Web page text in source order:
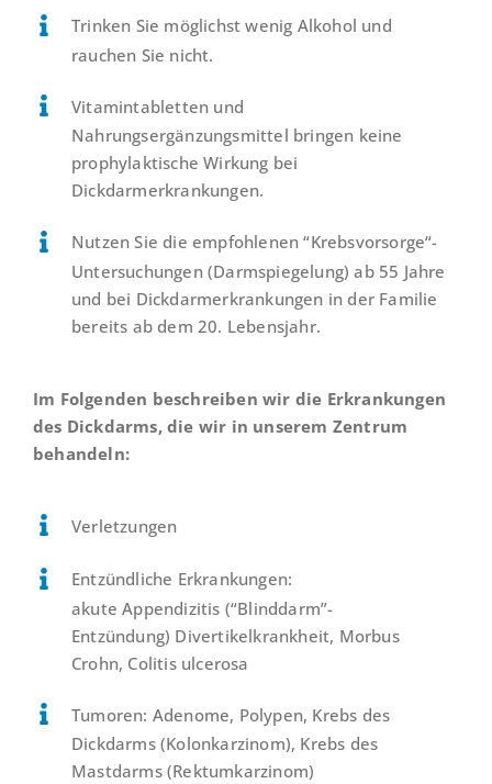
Trinken Sie möglichst wenig Alkohol und
rauchen Sie nicht.
Vitamintabletten und
Nahrungsergänzungsmittel bringen keine
prophylaktische Wirkung bei
Dickdarmerkrankungen.
Nutzen Sie die empfohlenen “Krebsvorsorge“-
Untersuchungen (Darmspiegelung) ab 55 Jahre
und bei Dickdarmerkrankungen in der Familie
bereits ab dem 20. Lebensjahr.
Im Folgenden beschreiben wir die Erkrankungen
des Dickdarms, die wir in unserem Zentrum
behandeln:
Verletzungen
Entzündliche Erkrankungen:
akuteAppendizitis (“Blinddarm”-
Entzündung) Divertikelkrankheit, Morbus
Crohn, Colitis ulcerosa
Tumoren: Adenome, Polypen, Krebs des
Dickdarms (Kolonkarzinom), Krebs des
Mastdarms (Rektumkarzinom)